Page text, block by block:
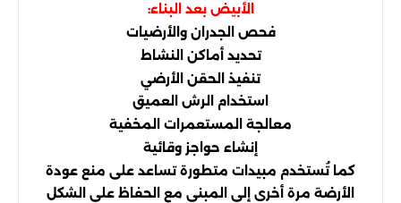
الأبيض بعد البناء:
فحص الجدران والأرضيات
تحديد أماكن النشاط
تنفيذ الحقن الأرضي
استخدام الرش العميق
معالجة المستعمرات المخفية
إنشاء حواجز وقائية
كما تُستخدم مبيدات متطورة تساعد على منع عودة
الأرضة مرة أخرى إلى المبنى مع الحفاظ على الشكل